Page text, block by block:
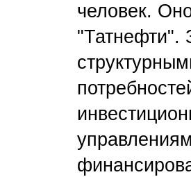
человек.
"Татнефти".